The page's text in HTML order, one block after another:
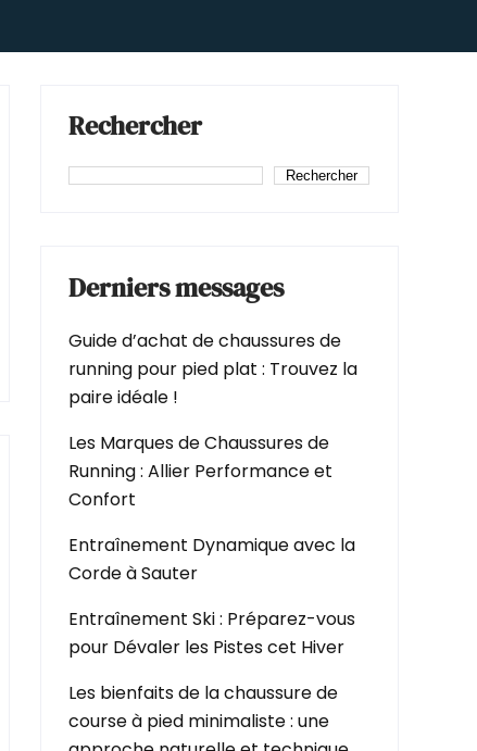
Rechercher
Rechercher
Derniers messages
Guide d’achat de chaussures de
running pour pied plat : Trouvez la
paire idéale !
Les Marques de Chaussures de
Running : Allier Performance et
Confort
Entraînement Dynamique avec la
Corde à Sauter
Entraînement Ski : Préparez-vous
pour Dévaler les Pistes cet Hiver
Les bienfaits de la chaussure de
course à pied minimaliste : une